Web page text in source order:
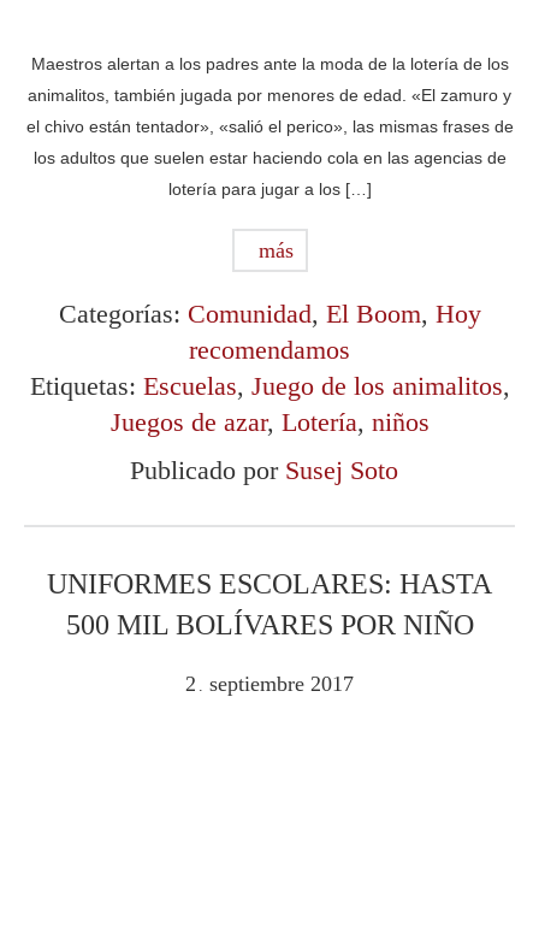
Maestros alertan a los padres ante la moda de la lotería de los
animalitos, también jugada por menores de edad. «El zamuro y
el chivo están tentador», «salió el perico», las mismas frases de
los adultos que suelen estar haciendo cola en las agencias de
lotería para jugar a los […]
más
Categorías: Comunidad, El Boom, Hoy
recomendamos
Etiquetas: Escuelas, Juego de los animalitos,
Juegos de azar, Lotería, niños
Publicado por Susej Soto
UNIFORMES ESCOLARES: HASTA
500 MIL BOLÍVARES POR NIÑO
2 . septiembre 2017